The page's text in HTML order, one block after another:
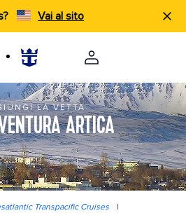
Vai al sito
LA VETTA
ARTICA
Transpacific Cruises
|